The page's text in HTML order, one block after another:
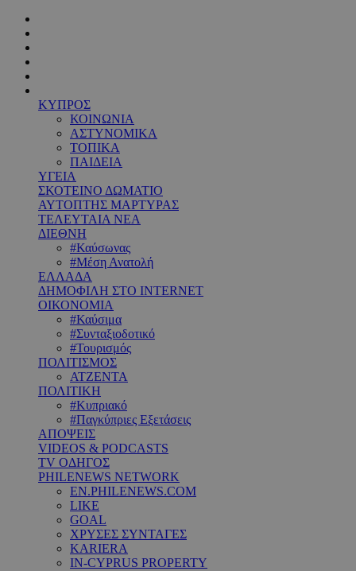
ΚΥΠΡΟΣ
ΚΟΙΝΩΝΙΑ
ΑΣΤΥΝΟΜΙΚΑ
ΤΟΠΙΚΑ
ΠΑΙΔΕΙΑ
ΥΓΕΙΑ
ΣΚΟΤΕΙΝΟ ΔΩΜΑΤΙΟ
ΑΥΤΟΠΤΗΣ ΜΑΡΤΥΡΑΣ
ΤΕΛΕΥΤΑΙΑ ΝΕΑ
ΔΙΕΘΝΗ
#Καύσωνας
#Μέση Ανατολή
ΕΛΛΑΔΑ
ΔΗΜΟΦΙΛΗ ΣΤΟ INTERNET
ΟΙΚΟΝΟΜΙΑ
#Καύσιμα
#Συνταξιοδοτικό
#Τουρισμός
ΠΟΛΙΤΙΣΜΟΣ
ΑΤΖΕΝΤΑ
ΠΟΛΙΤΙΚΗ
#Κυπριακό
#Παγκύπριες Εξετάσεις
ΑΠΟΨΕΙΣ
VIDEOS & PODCASTS
TV ΟΔΗΓΟΣ
PHILENEWS NETWORK
EN.PHILENEWS.COM
LIKE
GOAL
ΧΡΥΣΕΣ ΣΥΝΤΑΓΕΣ
KARIERA
IN-CYPRUS PROPERTY